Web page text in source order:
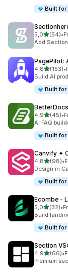
Built for
5,0na 5(54)
Łączna •
Add
PagePilot:
4,8na 5(153)
Łączna •
Build AI
Built for
4,9na 5(45)
Łączna •
AI FAQ
Built for
Canvify ✦
4,8na 5(98)
Łączna •
Design in
Built for
Ecombe ‑
5,0na 5(32)
Łączna •
Build
Built for
Section
4,9na 5(66)
Łączna •
Premium